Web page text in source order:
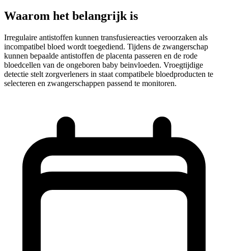
Waarom het belangrijk is
Irregulaire antistoffen kunnen transfusiereacties veroorzaken als
incompatibel bloed wordt toegediend. Tijdens de zwangerschap
kunnen bepaalde antistoffen de placenta passeren en de rode
bloedcellen van de ongeboren baby beinvloeden. Vroegtijdige
detectie stelt zorgverleners in staat compatibele bloedproducten te
selecteren en zwangerschappen passend te monitoren.